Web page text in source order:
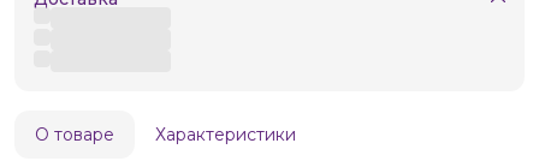
О товаре Характеристики